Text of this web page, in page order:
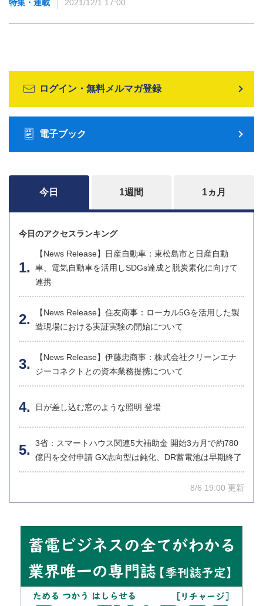
特集・連載 2021/12/1 17:00
ログイン・無料メルマガ登録
電子ブック
今日 1週間 1ヵ月
今日のアクセスランキング
【News Release】日産自動車：東松島市と日産自動
車、電気自動車を活用しSDGs達成と脱炭素化に向けて
連携
【News Release】住友商事：ローカル5Gを活用した製
造現場における実証実験の開始について
【News Release】伊藤忠商事：株式会社クリーンエナ
ジーコネクトとの資本業務提携について
日が差し込む窓のような照明 登場
3省：スマートハウス関連5大補助金 開始3カ月で約780
億円を交付申請 GX志向型は鈍化、DR蓄電池は早期終了
8/6 19:00 更新